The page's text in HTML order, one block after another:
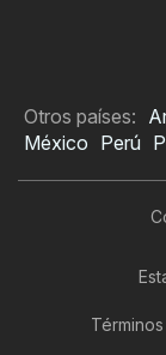
Otros países:
México Perú